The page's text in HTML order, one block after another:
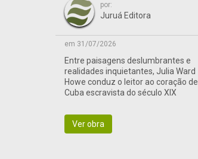
por:
Juruá Editora
em 31/07/2026
Entre paisagens deslumbrantes e
realidades inquietantes, Julia Ward
Howe conduz o leitor ao coração de
Cuba escravista do século XIX
Ver obra